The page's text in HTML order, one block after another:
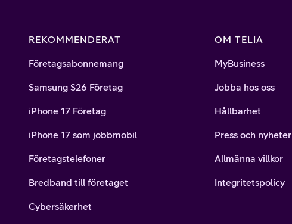
REKOMMENDERAT
Företagsabonnemang
Samsung S26 Företag
iPhone 17 Företag
iPhone 17 som jobbmobil
Företagstelefoner
Bredband till företaget
Cybersäkerhet
OM TELIA
MyBusiness
Jobba hos oss
Hållbarhet
Press och nyheter
Allmänna villkor
Integritetspolicy